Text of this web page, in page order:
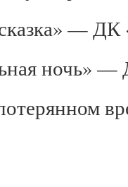
— ДК
ночь»